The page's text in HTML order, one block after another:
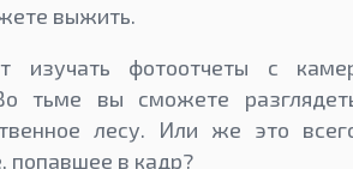
выжить.
изучать фотоотчеты с
тьме вы сможете
лесу. Или же это
попавшее в кадр?